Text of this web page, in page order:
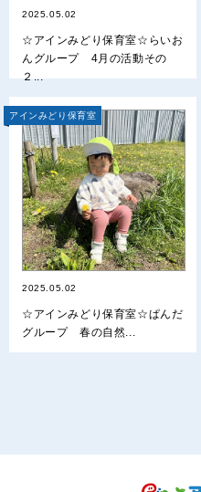
2025.05.02
☆アインみどり保育室☆らいお
んグループ 4月の活動その
２...
アインみどり保育室
2025.05.02
☆アインみどり保育室☆ぱんだ
グループ 春の自然...